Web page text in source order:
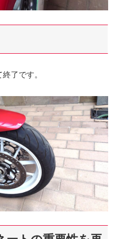
了です。